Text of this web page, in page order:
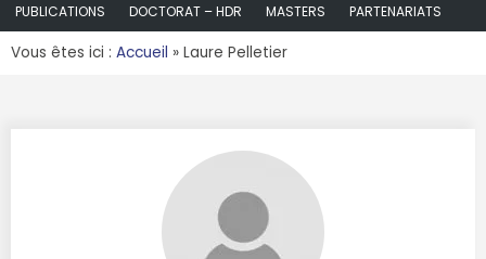
PUBLICATIONS
DOCTORAT – HDR MASTERS PARTENARIATS
Vous êtes ici : Accueil » Laure Pelletier